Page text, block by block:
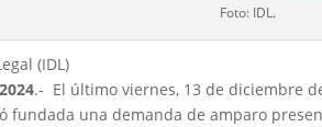
Foto: IDL.
(IDL)
.- El último viernes, 13 de diciembre
fundada una demanda de amparo